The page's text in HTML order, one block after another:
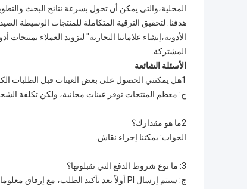
المحلية،والتي يمكن أن تحول بسرعة نتائج البحث
هدفنا: لتحقيق الترقية المتكاملة للمنتجات الوسيطة
الأدوية،إنشاء علاماتنا التجارية" لتزويد العملاء
المشتركة.
الأسئلة الشائعة
1هل يمكنني الحصول على بعض العينات قبل الطلبات الكبيرة؟
ج: معظم المنتجات توفر عينات مجانية، ولكن تكلفة
2ما هو مقدارك؟
الجواب: يمكننا إجراء نقاش.
3: ما نوع شروط الدفع التي تقبلونها؟
ج: سيتم إرسال PI أولاً بعد تأكيد الطلب، مع إرفاق معلوماتنا المصرفية. الدفع بواسطة T / T، Western Union، D / P، ETC.